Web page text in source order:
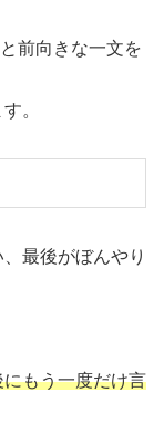
と前向きな一文を
。
最後がぼんやり
にもう一度だけ言